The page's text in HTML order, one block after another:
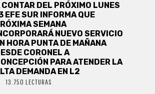
CONTAR DEL PRÓXIMO LUNES
EFE SUR INFORMA QUE
SEMANA
NUEVO SERVICIO
HORA PUNTA DE MAÑANA
CORONEL A
PARA ATENDER LA
DEMANDA EN L2
13.750 LECTURAS